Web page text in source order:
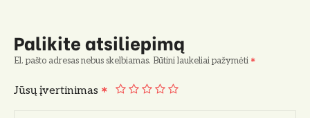
Palikite atsiliepimą
El. pašto adresas nebus skelbiamas. Būtini laukeliai pažymėti
Jūsų įvertinimas